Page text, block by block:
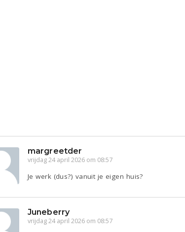
margreetder
vrijdag 24 april 2026 om 08:57
Je werk (dus?) vanuit je eigen huis?
Juneberry
vrijdag 24 april 2026 om 08:57